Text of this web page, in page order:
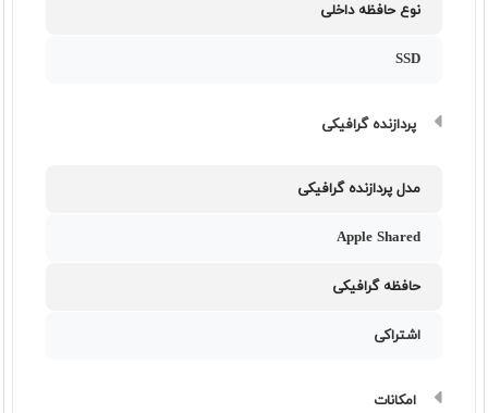
نوع حافظه داخلی
SSD
پردازنده گرافیکی
مدل پردازنده گرافیکی
Apple Shared
حافظه گرافیکی
اشتراکی
امکانات